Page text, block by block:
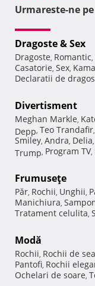
Urmareste-ne pe
Dragoste & Sex
Dragoste, Romantic,
Casatorie, Sex,
Declaratii de
Divertisment
Meghan Markle,
Depp, Teo Trandafir,
Smiley, Andra, Delia,
Trump, Program TV,
Frumuseţe
Păr, Rochii, Unghii,
Manichiura,
Tratament celulita,
Modă
Rochii, Rochii de
Pantofi, Rochii
Ochelari de soare,